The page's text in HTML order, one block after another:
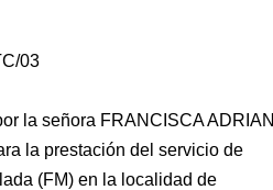
03
la señora FRANCISCA ADRIAN
la prestación del servicio de
(FM) en la localidad de